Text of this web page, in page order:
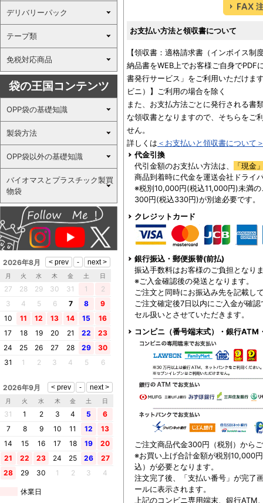
お支払い方法と領収書について
【領収書：適格請求書（インボイス制
納品書をWEB上でお客様ご自身でPDF
書発行サービス」をご利用いただけま
ビニ）】ご利用の場合を除く
また、お支払方法ごとに発行される書
な領収書となりますので、そちらをご
せん。
詳しくは ＜お支払いと領収書について
代金引換
代引金額のお支払い方法は、
「現金
商品到着時に代金を運送会社ドライ
※税別10,000円(税込11,000円)未満
300円(税込330円)が別途必要です。
クレジットカード
銀行振込・郵便振替(前払)
振込手数料はお客様のご負担となり
※ご入金確認後の発送となります。
ご注文と同時にお振込み先を記載し
ご注文確定後7日以内にご入金が確
セル扱いとさせていただきます。
コンビニ（番号端末式）・銀行ATM
ご注文商品代金300円（税別）から
※お買い上げ合計金額が税別10,000
込）が必要となります。
注文完了後、「支払い番号」が完了
ールに表示されます。
上記のコンビニ専用端末、銀行
デリバリーパック
テープ類
免税対応商品
袋の王国コンテンツ
OPP袋の基礎知識
製袋方法
OPP袋以外の基礎知識
バイオマスとプラスチック製買
物袋
2026年8月
月 火 水 木 金 土 日
27 28 29 30 31 1
2
3
4 5 6 7 8
9
10
11 12 13 14 15
16
17
18 19 20 21 22
23
24
25 26 27 28 29
30
31
1 2 3 4 5 6
2026年9月
月 火 水 木 金 土 日
31 1 2 3 4 5
6
7
8 9 10 11 12
13
14
15 16 17 18 19
20
21
22 23 24 25 26
27
28
29 30 1 2 3 4
休業日